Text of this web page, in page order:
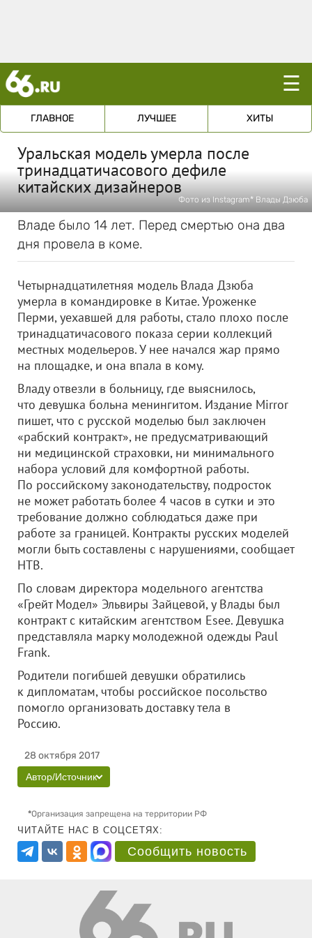
☰
ГЛАВНОЕ ЛУЧШЕЕ ХИТЫ
Уральская модель умерла после
тринадцатичасового дефиле
китайских дизайнеров
Фото из Instagram* Влады Дзюба
Владе было 14 лет. Перед смертью она два
дня провела в коме.
Четырнадцатилетняя модель Влада Дзюба
умерла в командировке в Китае. Уроженке
Перми, уехавшей для работы, стало плохо после
тринадцатичасового показа серии коллекций
местных модельеров. У нее начался жар прямо
на площадке, и она впала в кому.
Владу отвезли в больницу, где выяснилось,
что девушка больна менингитом. Издание Mirror
пишет, что с русской моделью был заключен
«рабский контракт», не предусматривающий
ни медицинской страховки, ни минимального
набора условий для комфортной работы.
По российскому законодательству, подросток
не может работать более 4 часов в сутки и это
требование должно соблюдаться даже при
работе за границей. Контракты русских моделей
могли быть составлены с нарушениями, сообщает
НТВ.
По словам директора модельного агентства
«Грейт Модел» Эльвиры Зайцевой, у Влады был
контракт с китайским агентством Esee. Девушка
представляла марку молодежной одежды Paul
Frank.
Родители погибшей девушки обратились
к дипломатам, чтобы российское посольство
помогло организовать доставку тела в
Россию.
28 октября 2017
Автор/Источник
*Организация запрещена на территории РФ
ЧИТАЙТЕ НАС В СОЦСЕТЯХ:
Сообщить новость